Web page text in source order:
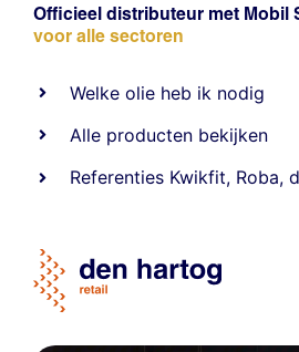
Officieel distributeur met Mobil
voor alle sectoren
Welke olie heb ik nodig
Alle producten bekijken
Referenties Kwikfit, Roba,